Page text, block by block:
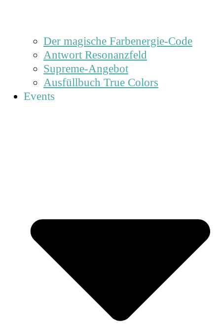
Der magische Farbenergie-Code
Antwort Resonanzfeld
Supreme-Angebot
Ausfüllbuch True Colors
Events